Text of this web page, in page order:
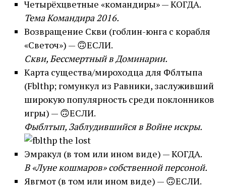
Четырёхцветные «командиры» — КОГДА.
Тема Командира 2016.
Возвращение Скви (гоблин-юнга с корабля
«Светоч») — 🙃ЕСЛИ.
Скви, Бессмертный в Доминарии.
Карта существа/мироходца для Фблтыпа
(Fblthp; гомункул из Равники, заслуживший
широкую популярность среди поклонников
игры) — 🙃ЕСЛИ.
Фыблтып, Заблудившийся в Войне искры.
Эмракул (в том или ином виде) — КОГДА.
В «Луне кошмаров» собственной персоной.
Явгмот (в том или ином виде) — 🙃ЕСЛИ.